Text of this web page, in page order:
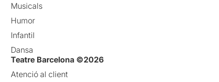
Musicals
Humor
Infantil
Dansa
Teatre Barcelona ©2026
Atenció al client